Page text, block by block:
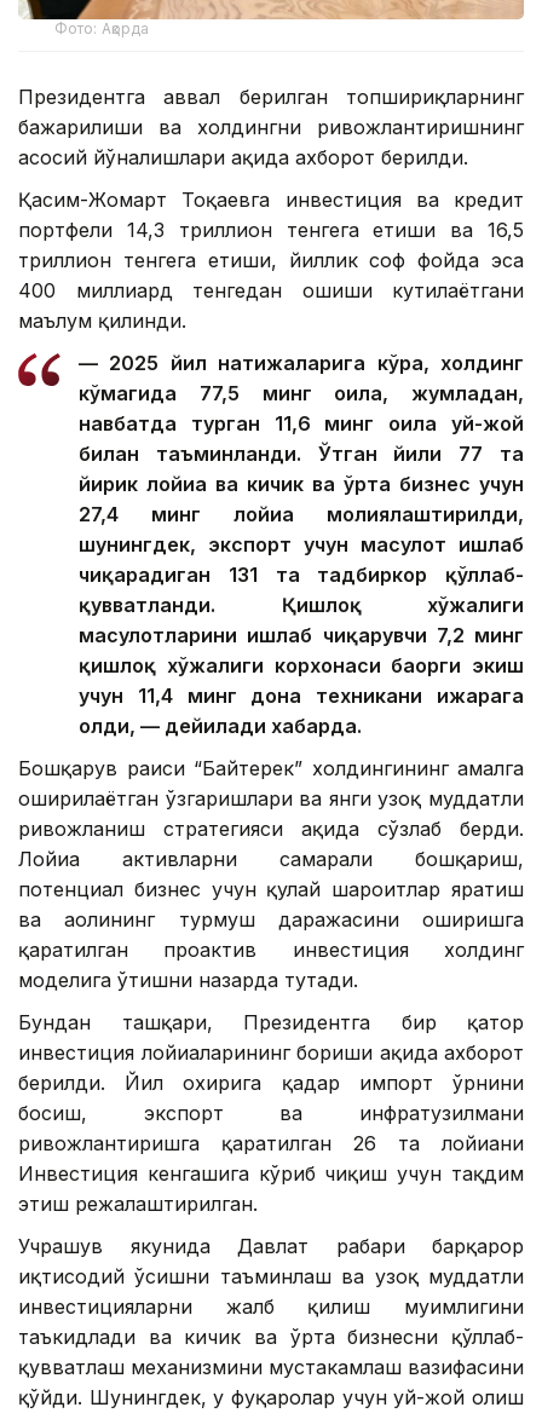
Фото: Ақорда
Президентга аввал берилган топшириқларнинг
бажарилиши ва холдингни ривожлантиришнинг
асосий йўналишлари ҳақида ахборот берилди.
Қасим-Жомарт Тоқаевга инвестиция ва кредит
портфели 14,3 триллион тенгега етиши ва 16,5
триллион тенгега етиши, йиллик соф фойда эса
400 миллиард тенгедан ошиши кутилаётгани
маълум қилинди.
— 2025 йил натижаларига кўра, холдинг
кўмагида 77,5 минг оила, жумладан,
навбатда турган 11,6 минг оила уй-жой
билан таъминланди. Ўтган йили 77 та
йирик лойиҳа ва кичик ва ўрта бизнес учун
27,4 минг лойиҳа молиялаштирилди,
шунингдек, экспорт учун маҳсулот ишлаб
чиқарадиган 131 та тадбиркор қўллаб-
қувватланди. Қишлоқ хўжалиги
маҳсулотларини ишлаб чиқарувчи 7,2 минг
қишлоқ хўжалиги корхонаси баҳорги экиш
учун 11,4 минг дона техникани ижарага
олди, — дейилади хабарда.
Бошқарув раиси “Байтерек” холдингининг амалга
оширилаётган ўзгаришлари ва янги узоқ муддатли
ривожланиш стратегияси ҳақида сўзлаб берди.
Лойиҳа активларни самарали бошқариш,
потенциал бизнес учун қулай шароитлар яратиш
ва аҳолининг турмуш даражасини оширишга
қаратилган проактив инвестиция холдинг
моделига ўтишни назарда тутади.
Бундан ташқари, Президентга бир қатор
инвестиция лойиҳаларининг бориши ҳақида ахборот
берилди. Йил охирига қадар импорт ўрнини
босиш, экспорт ва инфратузилмани
ривожлантиришга қаратилган 26 та лойиҳани
Инвестиция кенгашига кўриб чиқиш учун тақдим
этиш режалаштирилган.
Учрашув якунида Давлат раҳбари барқарор
иқтисодий ўсишни таъминлаш ва узоқ муддатли
инвестицияларни жалб қилиш муҳимлигини
таъкидлади ва кичик ва ўрта бизнесни қўллаб-
қувватлаш механизмини мустаҳкамлаш вазифасини
қўйди. Шунингдек, у фуқаролар учун уй-жой олиш